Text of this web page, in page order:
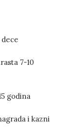
7-10
godina
i kazni